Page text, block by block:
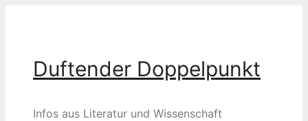
Duftender Doppelpunkt
Infos aus Literatur und Wissenschaft